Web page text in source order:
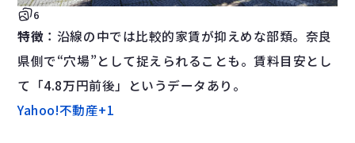
6
特徴 ：沿線の中では比較的家賃が抑えめな部類。奈良
県側で“穴場”として捉えられることも。賃料目安とし
て「4.8万円前後」というデータあり。
Yahoo!不動産+1